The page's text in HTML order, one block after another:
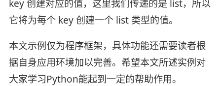
key 创建对应的值，这里我们传递的是 list，所以
它将为每个 key 创建一个 list 类型的值。
本文示例仅为程序框架，具体功能还需要读者根
据自身应用环境加以完善。希望本文所述实例对
大家学习Python能起到一定的帮助作用。